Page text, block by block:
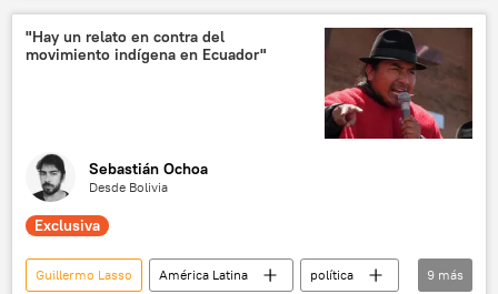
violencia policial
brutalidad policial
Daniel Noboa
Ecuador
narcotráfico
Elecciones presidenciales en Ecuador (2017)
Policía de Ecuador
"Hay un relato en contra del
movimiento indígena en Ecuador"
Sebastián Ochoa
Desde Bolivia
Exclusiva
Guillermo Lasso América Latina
política
9 más